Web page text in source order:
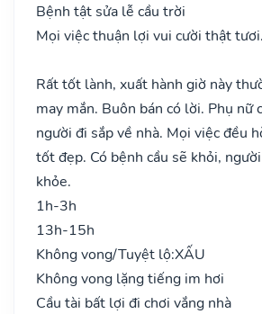
Bệnh tật sửa lễ cầu trời
Mọi việc thuận lợi vui cười thật
Rất tốt lành, xuất hành giờ này
may mắn. Buôn bán có lời. Phụ nữ
người đi sắp về nhà. Mọi việc đều
tốt đẹp. Có bệnh cầu sẽ khỏi,
khỏe.
1h-3h
13h-15h
Không vong/Tuyệt lộ:XẤU
Không vong lặng tiếng im hơi
Cầu tài bất lợi đi chơi vắng nhà